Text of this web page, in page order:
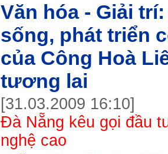
Văn hóa - Giải trí:
sống, phát triển
của Công Hoà
tương lai
[31.03.2009 16:10]
Đà Nẵng kêu gọi đầu
nghệ cao